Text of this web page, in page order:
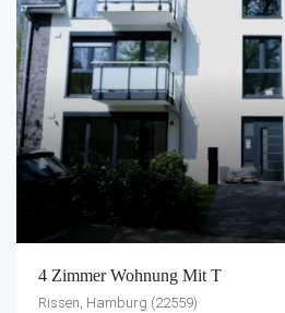
4 Zimmer Wohnung Mit T
Rissen, Hamburg (22559)